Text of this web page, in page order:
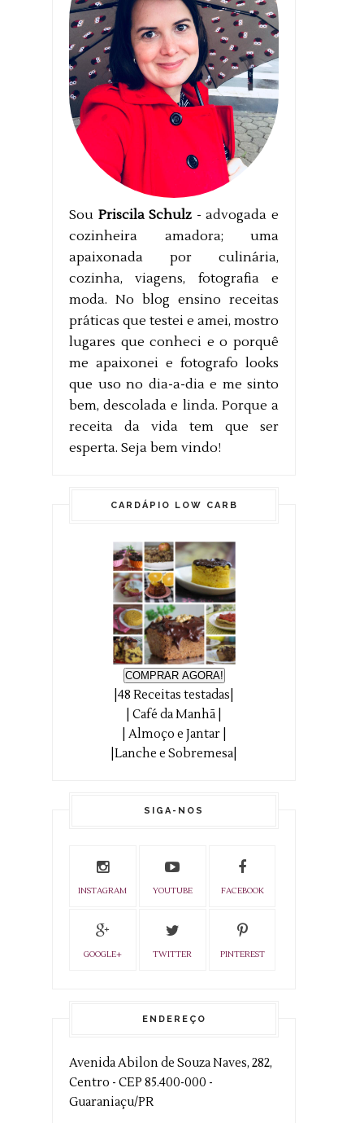
Sou Priscila Schulz - advogada e
cozinheira amadora; uma
apaixonada por culinária,
cozinha, viagens, fotografia e
moda. No blog ensino receitas
práticas que testei e amei, mostro
lugares que conheci e o porquê
me apaixonei e fotografo looks
que uso no dia-a-dia e me sinto
bem, descolada e linda. Porque a
receita da vida tem que ser
esperta. Seja bem vindo!
CARDÁPIO LOW CARB
COMPRAR AGORA!
|48 Receitas testadas|
| Café da Manhã |
| Almoço e Jantar |
|Lanche e Sobremesa|
SIGA-NOS
INSTAGRAM YOUTUBE FACEBOOK
GOOGLE+ TWITTER PINTEREST
ENDEREÇO
Avenida Abilon de Souza Naves, 282,
Centro - CEP 85.400-000 -
Guaraniaçu/PR